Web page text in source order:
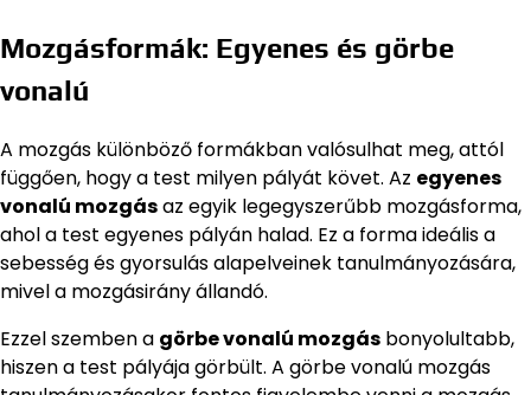
Mozgásformák: Egyenes és görbe
vonalú
A mozgás különböző formákban valósulhat meg, attól
függően, hogy a test milyen pályát követ. Az egyenes
vonalú mozgásaz egyik legegyszerűbb mozgásforma,
ahol a test egyenes pályán halad. Ez a forma ideális a
sebesség és gyorsulás alapelveinek tanulmányozására,
mivel a mozgásirány állandó.
Ezzel szemben a görbe vonalú mozgás bonyolultabb,
hiszen a test pályája görbült. A görbe vonalú mozgás